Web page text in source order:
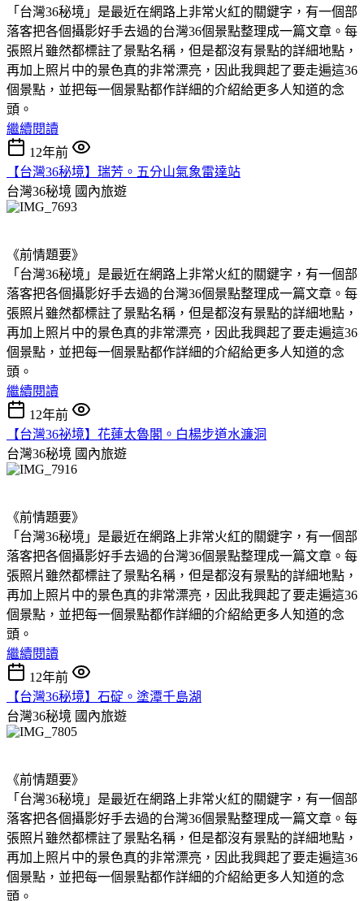
「台灣36秘境」是最近在網路上非常火紅的關鍵字，有一個部
落客把各個攝影好手去過的台灣36個景點整理成一篇文章。每
張照片雖然都標註了景點名稱，但是都沒有景點的詳細地點，
再加上照片中的景色真的非常漂亮，因此我興起了要走遍這36
個景點，並把每一個景點都作詳細的介紹給更多人知道的念
頭。
繼續閱讀
12年前
【台灣36秘境】瑞芳。五分山氣象雷達站
台灣36秘境 國內旅遊
《前情題要》
「台灣36秘境」是最近在網路上非常火紅的關鍵字，有一個部
落客把各個攝影好手去過的台灣36個景點整理成一篇文章。每
張照片雖然都標註了景點名稱，但是都沒有景點的詳細地點，
再加上照片中的景色真的非常漂亮，因此我興起了要走遍這36
個景點，並把每一個景點都作詳細的介紹給更多人知道的念
頭。
繼續閱讀
12年前
【台灣36祕境】花蓮太魯閣。白楊步道水濂洞
台灣36秘境 國內旅遊
《前情題要》
「台灣36秘境」是最近在網路上非常火紅的關鍵字，有一個部
落客把各個攝影好手去過的台灣36個景點整理成一篇文章。每
張照片雖然都標註了景點名稱，但是都沒有景點的詳細地點，
再加上照片中的景色真的非常漂亮，因此我興起了要走遍這36
個景點，並把每一個景點都作詳細的介紹給更多人知道的念
頭。
繼續閱讀
12年前
【台灣36秘境】石碇。塗潭千島湖
台灣36秘境 國內旅遊
《前情題要》
「台灣36秘境」是最近在網路上非常火紅的關鍵字，有一個部
落客把各個攝影好手去過的台灣36個景點整理成一篇文章。每
張照片雖然都標註了景點名稱，但是都沒有景點的詳細地點，
再加上照片中的景色真的非常漂亮，因此我興起了要走遍這36
個景點，並把每一個景點都作詳細的介紹給更多人知道的念
頭。